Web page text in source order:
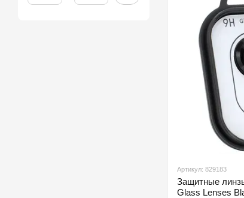
Артикул: 829183
Защитные
Glass Lenses